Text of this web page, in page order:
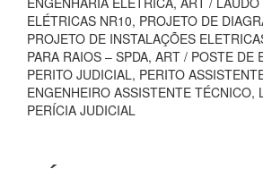
ELÉTRICAS NR10, PROJETO DE
PROJETO DE INSTALAÇÕES
PARA RAIOS – SPDA, ART / POSTE DE
PERITO JUDICIAL, PERITO
ENGENHEIRO ASSISTENTE TÉCNICO,
PERÍCIA JUDICIAL